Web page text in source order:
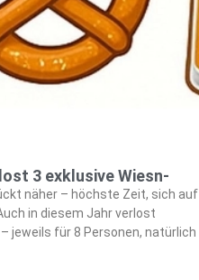
3 exklusive Wiesn-
näher – höchste Zeit, sich auf
in diesem Jahr verlost
jeweils für 8 Personen, natürlich